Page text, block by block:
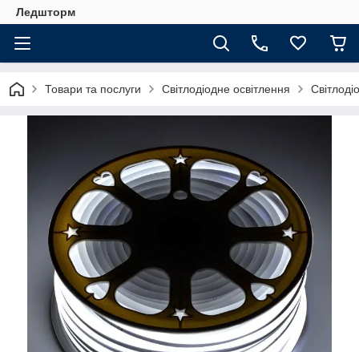
Ледшторм
Товари та послуги Світлодіодне освітлення